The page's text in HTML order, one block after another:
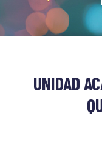
UNIDAD